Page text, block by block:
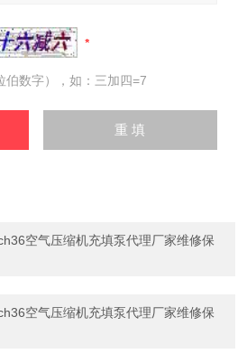
伯数字），如：三加四=7
空气压缩机充填泵代理厂家维修保
空气压缩机充填泵代理厂家维修保